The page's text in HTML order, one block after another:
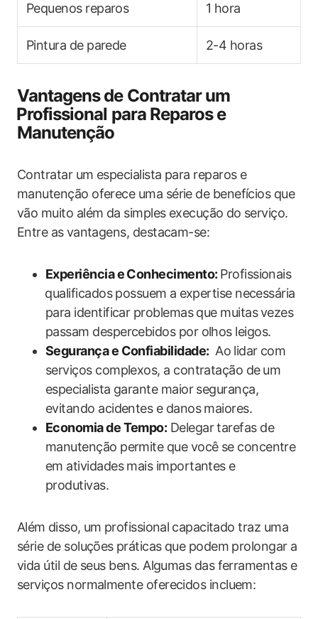
Pequenos reparos 1 hora
Pintura ‌de parede 2-4 horas
Vantagens de Contratar um
⁣Profissional para Reparos e
Manutenção
Contratar um especialista para reparos e
manutenção oferece uma série de benefícios que
vão ​muito além da simples execução ⁤do serviço.
Entre as⁤ vantagens, destacam-se:
Experiência e Conhecimento: ⁤Profissionais
⁣qualificados​ possuem ⁣a expertise necessária
para identificar problemas que muitas⁤ vezes⁤
passam despercebidos por olhos leigos.
Segurança e Confiabilidade: ​ Ao ⁤lidar com
serviços complexos, a contratação de⁣ um
especialista​ garante maior segurança,
evitando acidentes e danos​ maiores.
Economia de Tempo: Delegar ‌tarefas de
‍manutenção permite que você se concentre
em ‌atividades‌ mais importantes e
produtivas.
Além⁢ disso, um ⁣profissional ⁢capacitado traz uma⁢
série de soluções⁣ práticas que podem prolongar a
vida útil ‍de seus bens. Algumas das ferramentas e
serviços normalmente oferecidos incluem: